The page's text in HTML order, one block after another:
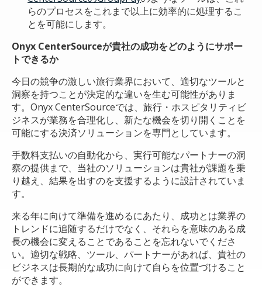
らのプロセスをこれまで以上に効率的に処理するこ
とを可能にします。
Onyx CenterSourceが貴社の成功をどのようにサポー
トできるか
今日の競争の激しい旅行業界において、適切なツールと
洞察を持つことが決定的な違いを生む可能性がありま
す。Onyx CenterSourceでは、旅行・ホスピタリティビ
ジネスが業務を合理化し、新たな機会を切り開くことを
可能にする決済ソリューションを専門としています。
手数料支払いの自動化から、実行可能なパートナーの洞
察の提供まで、当社のソリューションは貴社が課題を乗
り越え、結果を出すのを支援するように設計されていま
す。
来る年に向けて準備を進めるにあたり、成功とは業界の
トレンドに追随するだけでなく、それらを意味のある成
長の機会に変えることであることを忘れないでくださ
い。適切な戦略、ツール、パートナーがあれば、貴社の
ビジネスは長期的な成功に向けて自らを位置づけること
ができます。